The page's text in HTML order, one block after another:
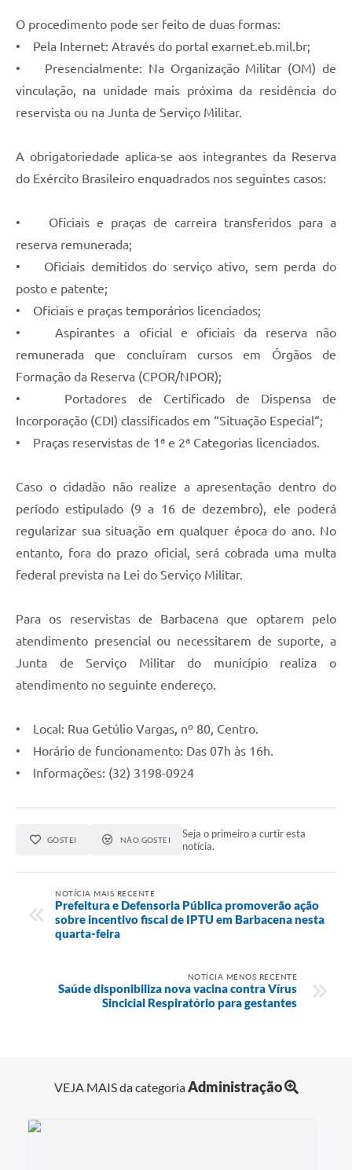
O procedimento pode ser feito de duas formas:
• Pela Internet: Através do portal exarnet.eb.mil.br;
• Presencialmente: Na Organização Militar (OM) de
vinculação, na unidade mais próxima da residência do
reservista ou na Junta de Serviço Militar.
A obrigatoriedade aplica-se aos integrantes da Reserva
do Exército Brasileiro enquadrados nos seguintes casos:
• Oficiais e praças de carreira transferidos para a
reserva remunerada;
• Oficiais demitidos do serviço ativo, sem perda do
posto e patente;
• Oficiais e praças temporários licenciados;
• Aspirantes a oficial e oficiais da reserva não
remunerada que concluíram cursos em Órgãos de
Formação da Reserva (CPOR/NPOR);
• Portadores de Certificado de Dispensa de
Incorporação (CDI) classificados em “Situação Especial“;
• Praças reservistas de 1ª e 2ª Categorias licenciados.
Caso o cidadão não realize a apresentação dentro do
período estipulado (9 a 16 de dezembro), ele poderá
regularizar sua situação em qualquer época do ano. No
entanto, fora do prazo oficial, será cobrada uma multa
federal prevista na Lei do Serviço Militar.
Para os reservistas de Barbacena que optarem pelo
atendimento presencial ou necessitarem de suporte, a
Junta de Serviço Militar do município realiza o
atendimento no seguinte endereço.
• Local: Rua Getúlio Vargas, nº 80, Centro.
• Horário de funcionamento: Das 07h às 16h.
• Informações: (32) 3198-0924
GOSTEI NÃO GOSTEI
Seja o primeiro a curtir esta
notícia.
NOTÍCIA MAIS RECENTE
Prefeitura e Defensoria Pública promoverão ação
sobre incentivo fiscal de IPTU em Barbacena nesta
quarta-feira
NOTÍCIA MENOS RECENTE
Saúde disponibiliza nova vacina contra Vírus
Sincicial Respiratório para gestantes
VEJA MAIS da categoriaAdministração